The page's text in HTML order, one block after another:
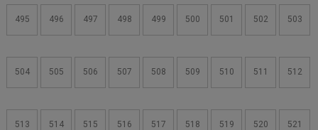
495 496 497 498 499 500 501 502 503
504 505 506 507 508 509 510 511 512
513 514 515 516 517 518 519 520 521